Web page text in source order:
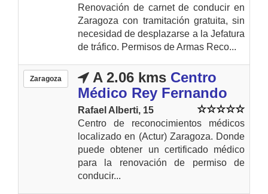
Renovación de carnet de conducir en
Zaragoza con tramitación gratuita, sin
necesidad de desplazarse a la Jefatura
de tráfico. Permisos de Armas Reco...
Zaragoza A 2.06 kms Centro
Médico Rey Fernando
Rafael Alberti, 15
Centro de reconocimientos médicos
localizado en (Actur) Zaragoza. Donde
puede obtener un certificado médico
para la renovación de permiso de
conducir...